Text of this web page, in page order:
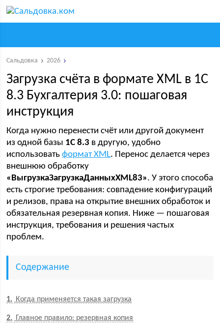
Сальдовка 2026
Загрузка счёта в формате XML в 1С
8.3 Бухгалтерия 3.0: пошаговая
инструкция
Когда нужно перенести счёт или другой документ
из одной базы 1С 8.3 в другую, удобно
использоватьформат XML. Перенос делается через
внешнюю обработку
«ВыгрузкаЗагрузкаДанныхXML83». У этого способа
есть строгие требования: совпадение конфигураций
и релизов, права на открытие внешних обработок и
обязательная резервная копия. Ниже — пошаговая
инструкция, требования и решения частых
проблем.
Содержание
1 Когда применяется такая загрузка
2 Главное правило: резервная копия